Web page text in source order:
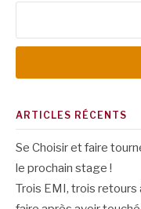
ARTICLES RÉCENTS
Se Choisir et faire
le prochain stage !
Trois EMI, trois retours